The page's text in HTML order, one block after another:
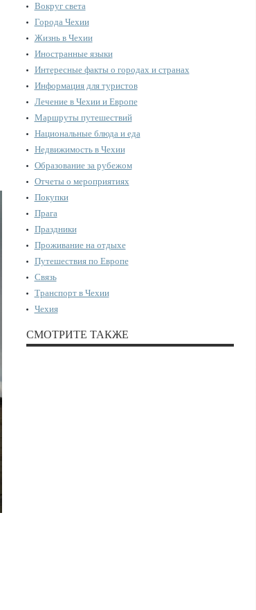
Вокруг света
Города Чехии
Жизнь в Чехии
Иностранные языки
Интересные факты о городах и странах
Информация для туристов
Лечение в Чехии и Европе
Маршруты путешествий
Национальные блюда и еда
Недвижимость в Чехии
Образование за рубежом
Отчеты о мероприятиях
Покупки
Прага
Праздники
Проживание на отдыхе
Путешествия по Европе
Связь
Транспорт в Чехии
Чехия
СМОТРИТЕ ТАКЖЕ